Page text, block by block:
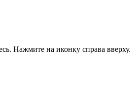
Нажмите на иконку справа вверху.